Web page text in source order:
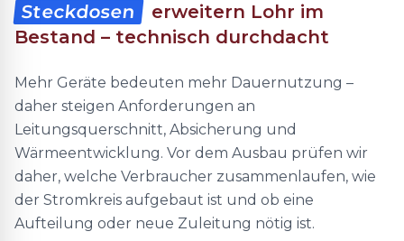
Steckdosen
erweitern Lohr im
Bestand – technisch durchdacht
Mehr Geräte bedeuten mehr Dauernutzung –
daher steigen Anforderungen an
Leitungsquerschnitt, Absicherung und
Wärmeentwicklung. Vor dem Ausbau prüfen wir
daher, welche Verbraucher zusammenlaufen, wie
der Stromkreis aufgebaut ist und ob eine
Aufteilung oder neue Zuleitung nötig ist.